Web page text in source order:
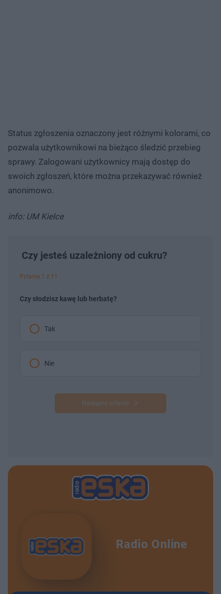
Status zgłoszenia oznaczony jest różnymi kolorami, co
pozwala użytkownikowi na bieżąco śledzić przebieg
sprawy. Zalogowani użytkownicy mają dostęp do
swoich zgłoszeń, które można przekazywać również
anonimowo.
info: UM Kielce
Czy jesteś uzależniony od cukru?
Pytanie 1 z 11
Czy słodzisz kawę lub herbatę?
Tak
Nie
Następne pytanie
Radio Online